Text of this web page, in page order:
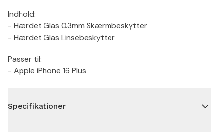
Indhold:
- Hærdet Glas 0.3mm Skærmbeskytter
- Hærdet Glas Linsebeskytter
Passer til:
- Apple iPhone 16 Plus
Specifikationer